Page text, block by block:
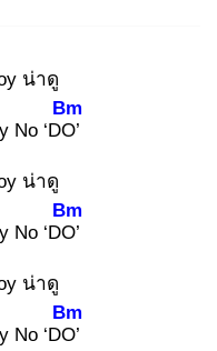
น่าดู
No ‘DO’
Bm
น่าดู
No ‘DO’
Bm
น่าดู
No ‘DO’
Bm